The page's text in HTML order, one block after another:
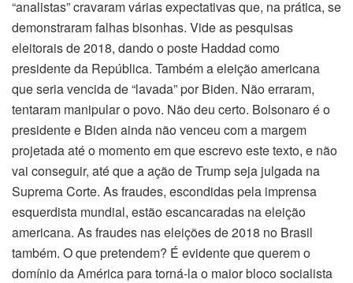
“analistas” cravaram várias expectativas que, na prática, se
demonstraram falhas bisonhas. Vide as pesquisas
eleitorais de 2018, dando o poste Haddad como
presidente da República. Também a eleição americana
que seria vencida de “lavada” por Biden. Não erraram,
tentaram manipular o povo. Não deu certo. Bolsonaro é o
presidente e Biden ainda não venceu com a margem
projetada até o momento em que escrevo este texto, e não
vai conseguir, até que a ação de Trump seja julgada na
Suprema Corte. As fraudes, escondidas pela imprensa
esquerdista mundial, estão escancaradas na eleição
americana. As fraudes nas eleições de 2018 no Brasil
também. O que pretendem? É evidente que querem o
domínio da América para torná-la o maior bloco socialista